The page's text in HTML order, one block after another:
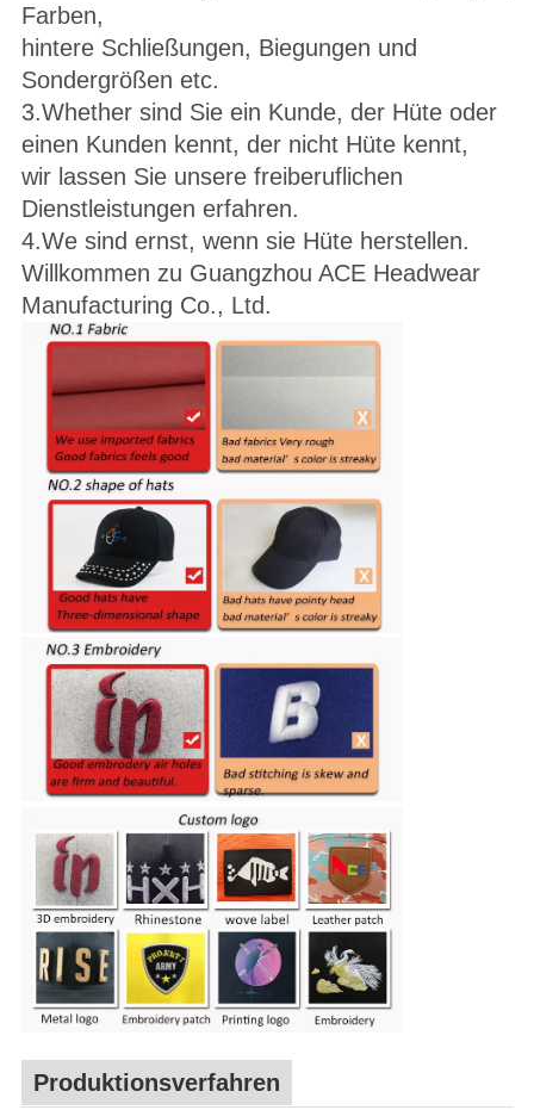
Farben,
hintere Schließungen, Biegungen und
Sondergrößen etc.
3.Whether sind Sie ein Kunde, der Hüte oder
einen Kunden kennt, der nicht Hüte kennt,
wir lassen Sie unsere freiberuflichen
Dienstleistungen erfahren.
4.We sind ernst, wenn sie Hüte herstellen.
Willkommen zu Guangzhou ACE Headwear
Manufacturing Co., Ltd.
Produktionsverfahren